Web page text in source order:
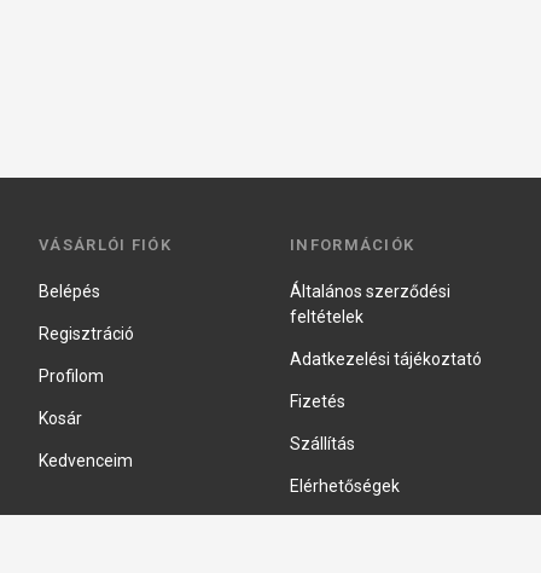
VÁSÁRLÓI FIÓK
Belépés
Regisztráció
Profilom
Kosár
Kedvenceim
INFORMÁCIÓK
Általános szerződési
feltételek
Adatkezelési tájékoztató
Fizetés
Szállítás
Elérhetőségek